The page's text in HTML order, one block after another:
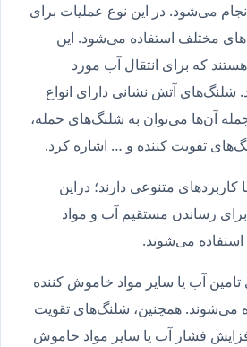
می‌شود. در این نوع عملیات برای
مختلف استفاده می‌شود. این
که برای انتقال آب مورد
شلنگ‌های آتش نشانی دارای انواع
آن‌ها می‌توان به شلنگ‌های حمله،
تقویت کننده و … اشاره کرد.
متنوعی دارند؛ دراین
رساندن مستقیم آب و مواد
می‌شوند.
آب یا سایر مواد خاموش کننده
می‌شوند. همچنین، شلنگ‌های تقویت
فشار آب یا سایر مواد خاموش